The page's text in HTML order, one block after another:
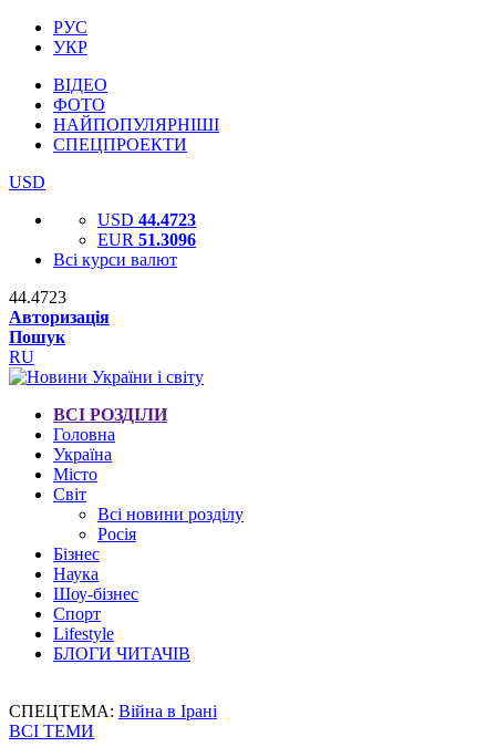
РУС
УКР
ВІДЕО
ФОТО
НАЙПОПУЛЯРНІШІ
СПЕЦПРОЕКТИ
USD
USD 44.4723
EUR 51.3096
Всі курси валют
44.4723
Авторизація
Пошук
RU
ВСІ РОЗДІЛИ
Головна
Україна
Місто
Світ
Всі новини розділу
Росія
Бізнес
Наука
Шоу-бізнес
Спорт
Lifestyle
БЛОГИ ЧИТАЧІВ
СПЕЦТЕМА: Війна в Ірані
ВСІ ТЕМИ